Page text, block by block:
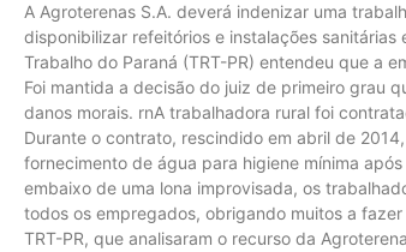
A Agroterenas S.A. deverá indenizar uma
disponibilizar refeitórios e instalações
Trabalho do Paraná (TRT-PR) entendeu que a
Foi mantida a decisão do juiz de primeiro grau
danos morais. rnA trabalhadora rural foi
Durante o contrato, rescindido em abril de
fornecimento de água para higiene mínima
embaixo de uma lona improvisada, os
todos os empregados, obrigando muitos a
TRT-PR, que analisaram o recurso da